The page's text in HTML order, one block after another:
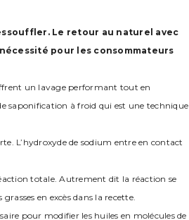
Le retour au naturel avec
pour les consommateurs
un lavage performant tout en
saponification à froid qui est une technique
L’hydroxyde de sodium entre en contact
totale. Autrement dit la réaction se
en excès dans la recette.
pour modifier les huiles en molécules de